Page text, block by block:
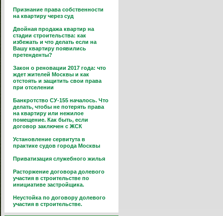
Признание права собственности
на квартиру через суд
Двойная продажа квартир на
стадии строительства: как
избежать и что делать если на
Вашу квартиру появились
претенденты?
Закон о реновации 2017 года: что
ждет жителей Москвы и как
отстоять и защитить свои права
при отселении
Банкротство СУ-155 началось. Что
делать, чтобы не потерять права
на квартиру или нежилое
помещение. Как быть, если
договор заключен с ЖСК
Установление сервитута в
практике судов города Москвы
Приватизация служебного жилья
Расторжение договора долевого
участия в строительстве по
инициативе застройщика.
Неустойка по договору долевого
участия в строительстве.